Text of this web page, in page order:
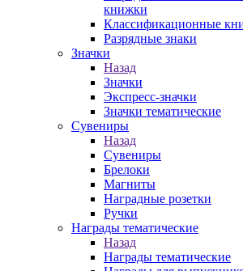
книжки
Классификационные
Разрядные знаки
Значки
Назад
Значки
Экспресс-значки
Значки тематические
Сувениры
Назад
Сувениры
Брелоки
Магниты
Наградные розетки
Ручки
Награды тематические
Назад
Награды тематические